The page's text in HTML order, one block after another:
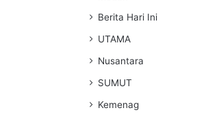
Berita Hari Ini
UTAMA
Nusantara
SUMUT
Kemenag